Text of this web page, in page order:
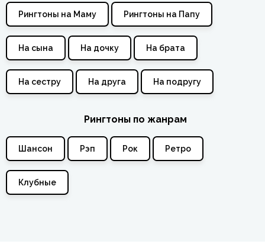
Рингтоны на Маму Рингтоны на Папу
На сына На дочку На брата
На сестру На друга На подругу
Рингтоны по жанрам
Шансон Рэп Рок Ретро
Клубные